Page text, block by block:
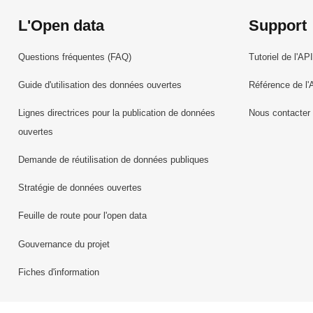
L'Open data
Questions fréquentes (FAQ)
Guide d'utilisation des données ouvertes
Lignes directrices pour la publication de données
ouvertes
Demande de réutilisation de données publiques
Stratégie de données ouvertes
Feuille de route pour l'open data
Gouvernance du projet
Fiches d'information
Support
Tutoriel de l'API
Référence de
Nous contacter